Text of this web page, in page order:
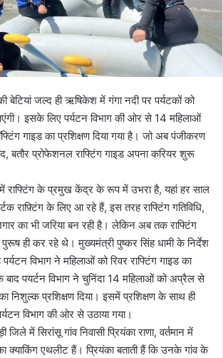
l
बेटियां जल्द ही ऋषिकेश में गंगा नदी पर पर्यटकों को
इसके लिए पर्यटन विभाग की ओर से 14 महिलाओं
गाइड का प्रशिक्षण दिया गया है। जो अब पंजीकरण
बतौर प्रोफेशनल राफ्टिंग गाइड अपना करियर शुरू
के प्रमुख केंद्र के रूप में उभरा है, यहां हर साल
राफ़्टिंग के लिए आ रहे हैं, इस तरह राफ्टिंग गतिविधि,
का भी जरिया बन रही है। लेकिन अब तक राफ्टिंग
पुरूष ही कर रहे थे। मुख्यमंत्री पुष्कर सिंह धामी के निर्देश
विभाग ने महिलाओं को रिवर राफ्टिंग गाइड का
बाद पयर्टन विभाग ने चुनिंदा 14 महिलाओं को अप्रैल से
निशुल्क प्रशिक्षण दिया। इसमें प्रशिक्षण के साथ ही
विभाग की ओर से उठाया गया।
जिले में सिरांसू गांव निवासी प्रियंका राणा, वर्तमान में
क्याकिंग एथलीट हैं। प्रियंका बताती हैं कि उनके गांव के